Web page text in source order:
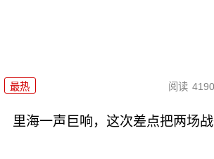
最热 阅读 4190
里海一声巨响，这次差点把两场战